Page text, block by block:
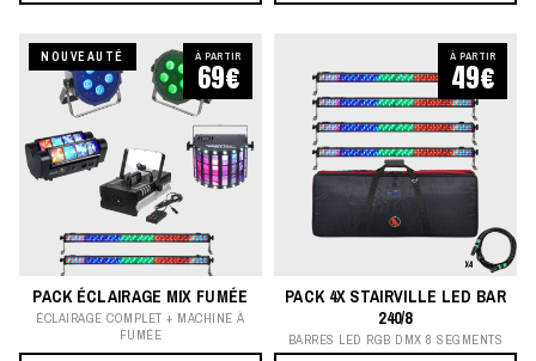
NOUVEAUTÉ À PARTIR
69€
PACK ÉCLAIRAGE MIX FUMÉE
ÉCLAIRAGE COMPLET + MACHINE À
FUMÉE
À PARTIR
49€
PACK 4X STAIRVILLE LED BAR
240/8
BARRES LED RGB DMX 8 SEGMENTS